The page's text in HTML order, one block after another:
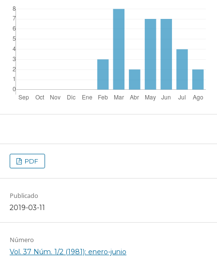
PDF
Publicado
2019-03-11
Número
Vol. 37 Núm. 1/2 (1981): enero-junio